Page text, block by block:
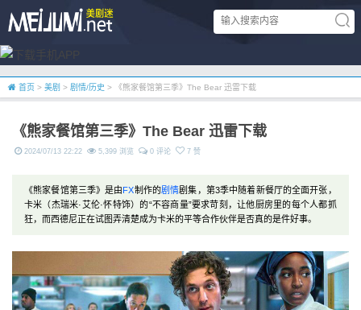
首页 > 美剧 > 剧情/历史 > 《熊家餐馆第三季》The Bear 迅雷下载
《熊家餐馆第三季》The Bear 迅雷下载
2024/07/13 22:22 5,399 浏览 0 评论 7 赞
《熊家餐馆第三季》是由FX制作的剧情剧集，第3季中随着新餐厅的全面开张，
卡米（杰瑞米·艾伦·怀特饰）的“不容商量”要求苛刻，让他厨房里的每个人都抓
狂，而西德尼正在试图弄清楚成为卡米的平等合作伙伴是否真的是件好事。